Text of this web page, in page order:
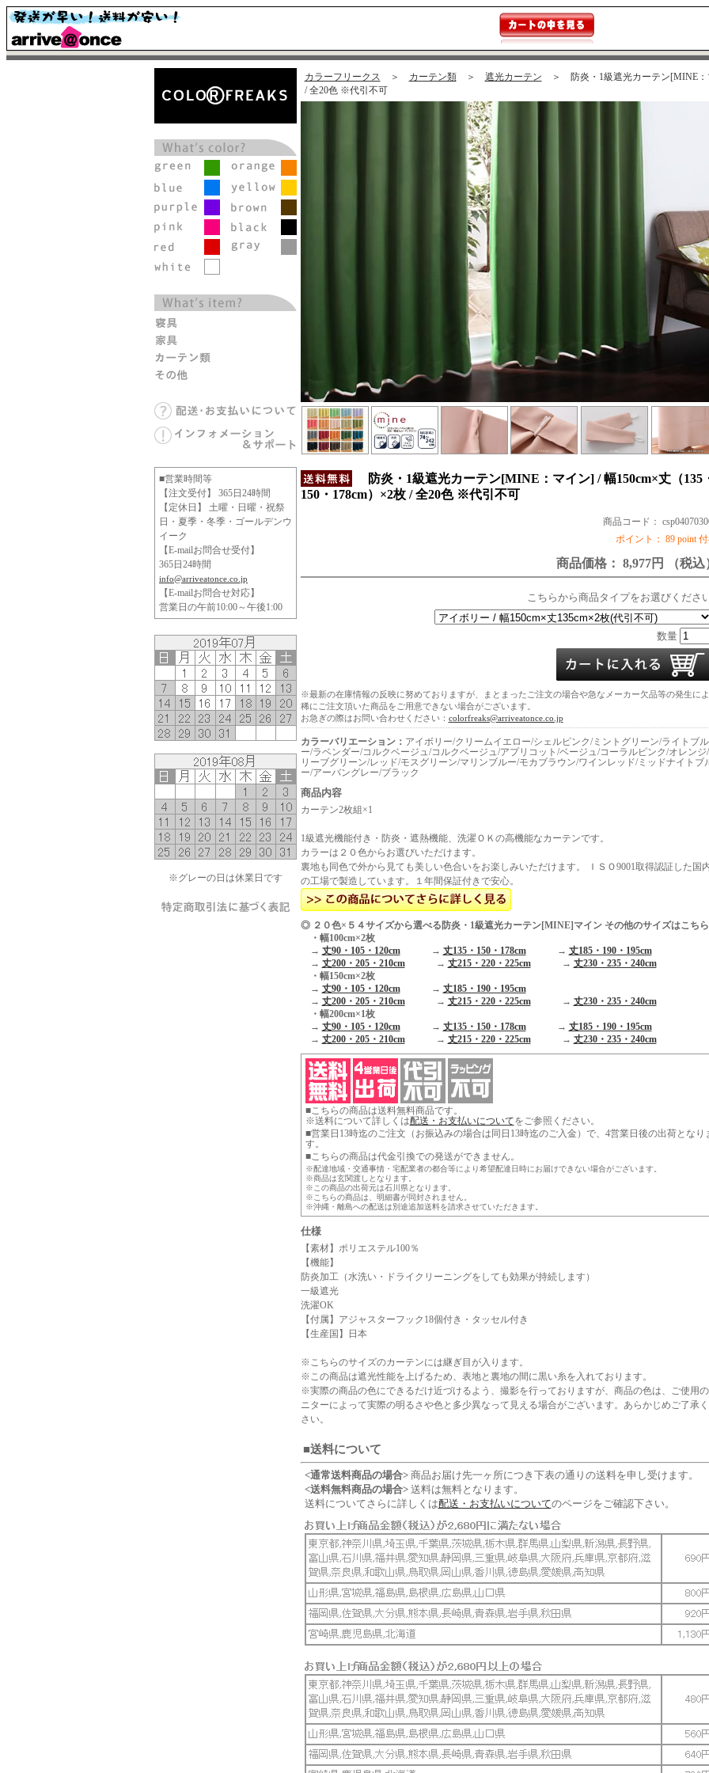
カラーフリークス ＞ カーテン類＞ 遮光カーテン ＞ 防炎・1級遮光カーテン[MINE：
/ 全20色 ※代引不可
防炎・1級遮光カーテン[MINE：マイン] / 幅150cm×丈（135
150・178cm）×2枚 / 全20色 ※代引不可
商品コード：
ポイント： 89 point
商品価格： 8,977円 （税込
こちらから商品タイプをお選びくださ
数量
※最新の在庫情報の反映に努めておりますが、まとまったご注文の場合や急なメーカー欠品等の発生に
稀にご注文頂いた商品をご用意できない場合がございます。
お急ぎの際はお問い合わせください： colorfreaks@arriveatonce.co.jp
カラーバリエーション： アイボリー/クリームイエロー/シェルピンク/ミントグリーン/ライトブル
ー/ラベンダー/コルクベージュ/コルクベージュ/アプリコット/ベージュ/コーラルピンク/オレンジ
リーブグリーン/レッド/モスグリーン/マリンブルー/モカブラウン/ワインレッド/ミッドナイトブ
ー/アーバングレー/ブラック
商品内容
カーテン2枚組×1
1級遮光機能付き・防炎・遮熱機能、洗濯ＯＫの高機能なカーテンです。
カラーは２０色からお選びいただけます。
裏地も同色で外から見ても美しい色合いをお楽しみいただけます。 ＩＳＯ9001取得認証した国
の工場で製造しています。１年間保証付きで安心。
◎ ２０色×５４サイズから選べる防炎・1級遮光カーテン[MINE]マイン その他のサイズはこちら
・幅100cm×2枚
→ 丈90・105・120cm→ 丈135・150・178cm→ 丈185・190・195cm
→ 丈200・205・210cm→ 丈215・220・225cm→ 丈230・235・240cm
・幅150cm×2枚
→ 丈90・105・120cm→ 丈185・190・195cm
→ 丈200・205・210cm→ 丈215・220・225cm→ 丈230・235・240cm
・幅200cm×1枚
→ 丈90・105・120cm→ 丈135・150・178cm→ 丈185・190・195cm
→ 丈200・205・210cm→ 丈215・220・225cm→ 丈230・235・240cm
■こちらの商品は送料無料商品です。
※送料について詳しくは配送・お支払いについてをご参照ください。
■営業日13時迄のご注文（お振込みの場合は同日13時迄のご入金）で、4営業日後の出荷となり
す。
■こちらの商品は代金引換での発送ができません。
※配達地域・交通事情・宅配業者の都合等により希望配達日時にお届けできない場合がございます。
※商品は玄関渡しとなります。
※この商品の出荷元は石川県となります。
※こちらの商品は、明細書が同封されません。
※沖縄・離島への配送は別途追加送料を請求させていただきます。
仕様
【素材】ポリエステル100％
【機能】
防炎加工（水洗い・ドライクリーニングをしても効果が持続します）
一級遮光
洗濯OK
【付属】アジャスターフック18個付き・タッセル付き
【生産国】日本
※こちらのサイズのカーテンには継ぎ目が入ります。
※この商品は遮光性能を上げるため、表地と裏地の間に黒い糸を入れております。
※実際の商品の色にできるだけ近づけるよう、撮影を行っておりますが、商品の色は、ご使用
ニターによって実際の明るさや色と多少異なって見える場合がございます。あらかじめご了承
さい。
■送料について
<通常送料商品の場合>商品お届け先一ヶ所につき下表の通りの送料を申し受けます。
<送料無料商品の場合>送料は無料となります。
送料についてさらに詳しくは配送・お支払いについてのページをご確認下さい。
■営業時間等
【注文受付】 365日24時間
【定休日】 土曜・日曜・祝祭
日・夏季・冬季・ゴールデンウ
イーク
【E-mailお問合せ受付】
365日24時間
info@arriveatonce.co.jp
【E-mailお問合せ対応】
営業日の午前10:00～午後1:00
※グレーの日は休業日です